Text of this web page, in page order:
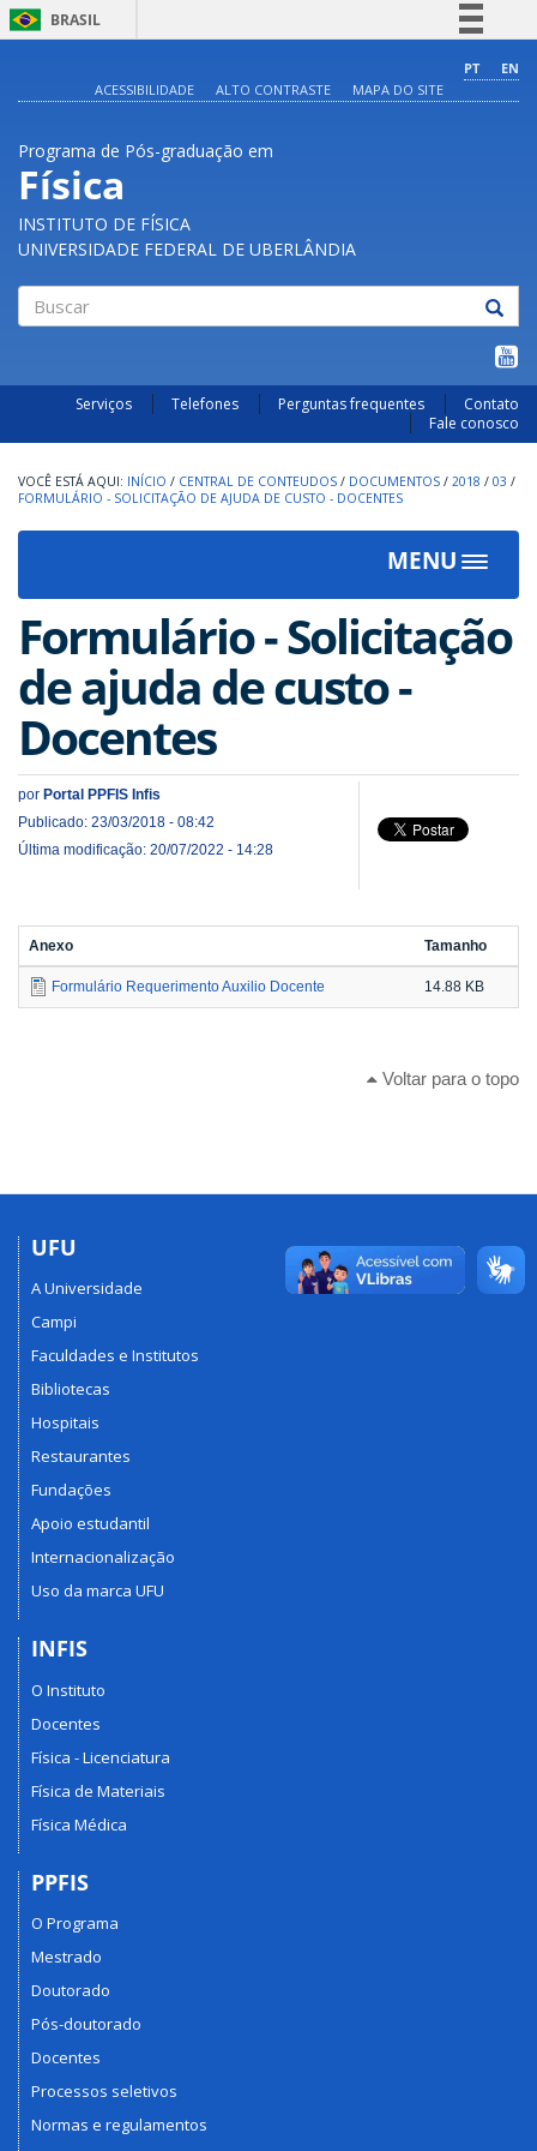
BRASIL
Comunica BR
PT
EN
ACESSIBILIDADE
ALTO CONTRASTE MAPA DO SITE
Programa de Pós-graduação em
Física
INSTITUTO DE FÍSICA
UNIVERSIDADE FEDERAL DE UBERLÂNDIA
Serviços Telefones Perguntas frequentes
Contato
Fale conosco
INÍCIO / CENTRAL DE CONTEUDOS / DOCUMENTOS / 2018 / 03 /
FORMULÁRIO - SOLICITAÇÃO DE AJUDA DE CUSTO - DOCENTES
MENU
Toggle
Formulário - Solicitação
de ajuda de custo -
Docentes
por Portal PPFIS Infis
Publicado: 23/03/2018 - 08:42
Última modificação: 20/07/2022 - 14:28
Anexo Tamanho
Formulário Requerimento Auxilio Docente 14.88 KB
Voltar para o topo
UFU
A Universidade
Campi
Faculdades e Institutos
Bibliotecas
Hospitais
Restaurantes
Fundações
Apoio estudantil
Internacionalização
Uso da marca UFU
INFIS
O Instituto
Docentes
Física - Licenciatura
Física de Materiais
Física Médica
PPFIS
O Programa
Mestrado
Doutorado
Pós-doutorado
Docentes
Processos seletivos
Normas e regulamentos